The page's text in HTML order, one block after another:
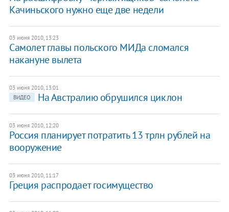
Качиньского нужно еще две недели
03 июня 2010, 13:23
Самолет главы польского МИДа сломался
накануне вылета
03 июня 2010, 13:01
ВИДЕО
На Австралию обрушился циклон
03 июня 2010, 12:20
Россия планирует потратить 13 трлн рублей на
вооружение
03 июня 2010, 11:17
Греция распродает госимущество